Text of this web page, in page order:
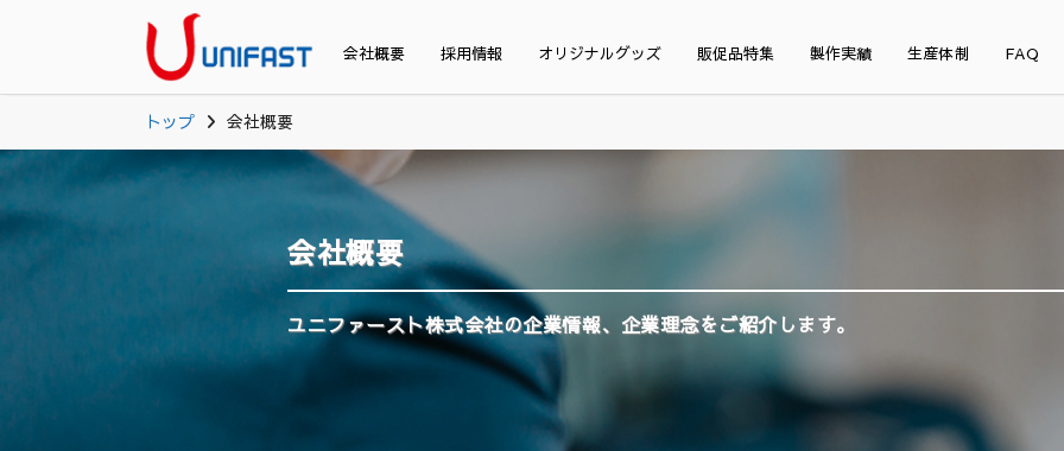
会社概要 採用情報 オリジナルグッズ 販促品特集 製作実績 生産体制 FAQ
トップ 会社概要
会社概要
ユニファースト株式会社の企業情報、企業理念をご紹介します。